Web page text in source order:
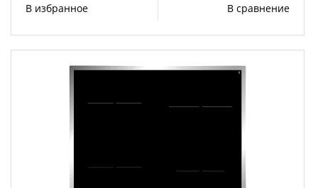
В избранное В сравнение